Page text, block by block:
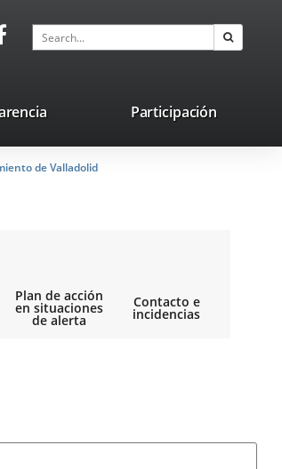
application.
Search
Participación
de Valladolid
Plan de acción
en situaciones
de alerta
Contacto e
incidencias